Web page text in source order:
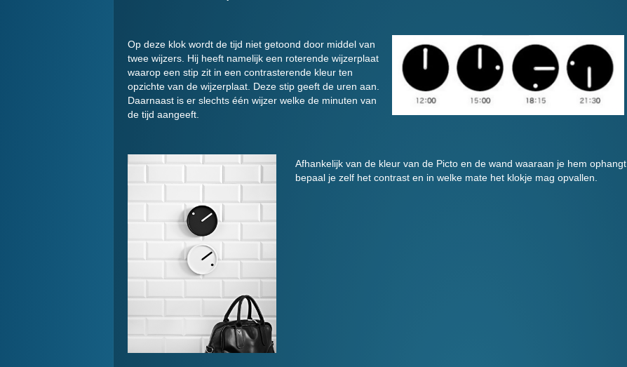
Op deze klok wordt de tijd niet getoond door middel van
twee wijzers. Hij heeft namelijk een roterende wijzerplaat
waarop een stip zit in een contrasterende kleur ten
opzichte van de wijzerplaat. Deze stip geeft de uren aan.
Daarnaast is er slechts één wijzer welke de minuten van
de tijd aangeeft.
Afhankelijk van de kleur van de Picto en de wand waaraan je hem ophangt
bepaal je zelf het contrast en in welke mate het klokje mag opvallen.